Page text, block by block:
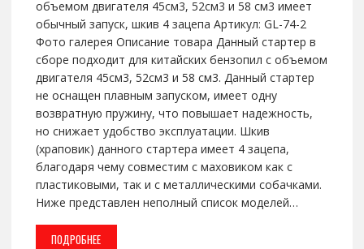
объемом двигателя 45см3, 52см3 и 58 см3 имеет
обычный запуск, шкив 4 зацепа Артикул: GL-74-2
Фото галерея Описание товара Данный стартер в
сборе подходит для китайских бензопил с объемом
двигателя 45см3, 52см3 и 58 см3. Данный стартер
не оснащен плавным запуском, имеет одну
возвратную пружину, что повышает надежность,
но снижает удобство эксплуатации. Шкив
(храповик) данного стартера имеет 4 зацепа,
благодаря чему совместим с маховиком как с
пластиковыми, так и с металлическими собачками.
Ниже представлен неполный список моделей…
ПОДРОБНЕЕ